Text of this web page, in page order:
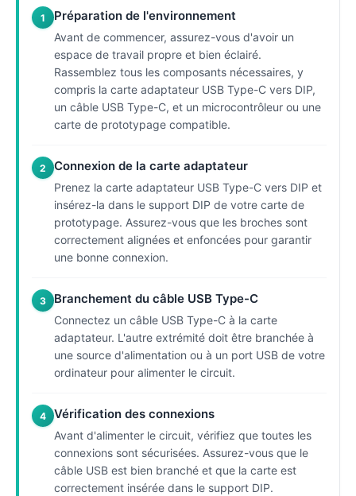
1 Préparation de l'environnement
Avant de commencer, assurez-vous d'avoir un
espace de travail propre et bien éclairé.
Rassemblez tous les composants nécessaires, y
compris la carte adaptateur USB Type-C vers DIP,
un câble USB Type-C, et un microcontrôleur ou une
carte de prototypage compatible.
2 Connexion de la carte adaptateur
Prenez la carte adaptateur USB Type-C vers DIP et
insérez-la dans le support DIP de votre carte de
prototypage. Assurez-vous que les broches sont
correctement alignées et enfoncées pour garantir
une bonne connexion.
3 Branchement du câble USB Type-C
Connectez un câble USB Type-C à la carte
adaptateur. L'autre extrémité doit être branchée à
une source d'alimentation ou à un port USB de votre
ordinateur pour alimenter le circuit.
4 Vérification des connexions
Avant d'alimenter le circuit, vérifiez que toutes les
connexions sont sécurisées. Assurez-vous que le
câble USB est bien branché et que la carte est
correctement insérée dans le support DIP.